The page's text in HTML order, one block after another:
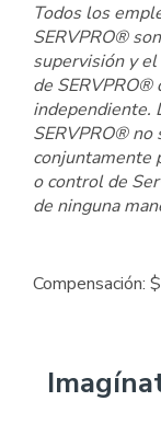
Todos los
SERVPRO®
supervisión y
de SERVPRO®
independiente.
SERVPRO® no
conjuntamente
o control de
de ninguna
Compensación: